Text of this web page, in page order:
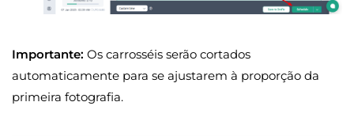
Importante: Os carrosséis serão cortados
automaticamente para se ajustarem à proporção da
primeira fotografia.